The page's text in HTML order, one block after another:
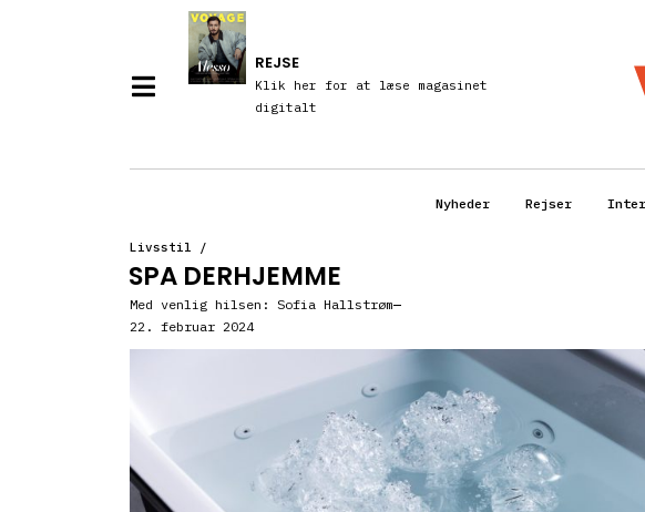
REJSE
Klik her for at læse magasinet
digitalt
Nyheder Rejser
Livsstil /
SPA DERHJEMME
Med venlig hilsen: Sofia Hallstrøm
22. februar 2024